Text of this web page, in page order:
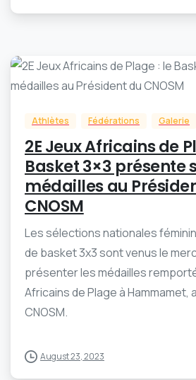
Athlètes Fédérations Galerie
2E Jeux Africains de
Basket 3×3 présente
médailles au
CNOSM
Les sélections nationales
de basket 3x3 sont venus le
présenter les médailles
Africains de Plage à Hammamet,
CNOSM.
August 23, 2023